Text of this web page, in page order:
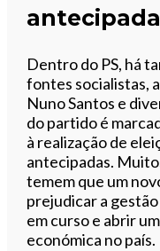
Dentro do PS, há
fontes socialistas,
Nuno Santos e
do partido é
à realização de
antecipadas.
temem que um
prejudicar a
em curso e abrir
económica no país.